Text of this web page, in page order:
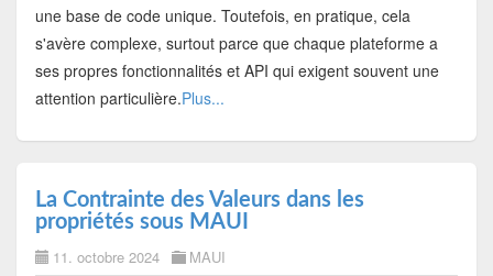
une base de code unique. Toutefois, en pratique, cela
s'avère complexe, surtout parce que chaque plateforme a
ses propres fonctionnalités et API qui exigent souvent une
attention particulière.Plus...
La Contrainte des Valeurs dans les
propriétés sous MAUI
11. octobre 2024 MAUI